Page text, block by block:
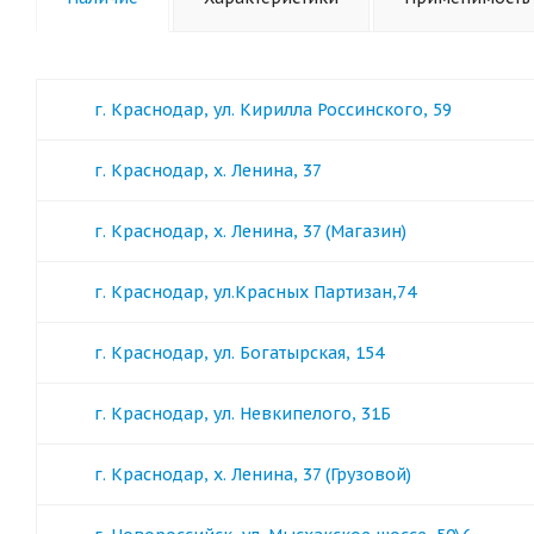
г. Краснодар, ул. Кирилла Россинского, 59
г. Краснодар, х. Ленина, 37
г. Краснодар, х. Ленина, 37 (Магазин)
г. Краснодар, ул.Красных Партизан,74
г. Краснодар, ул. Богатырская, 154
г. Краснодар, ул. Невкипелого, 31Б
г. Краснодар, х. Ленина, 37 (Грузовой)